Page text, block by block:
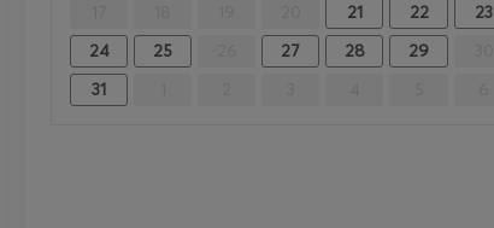
21 22
23
24
25 27 28 29
31